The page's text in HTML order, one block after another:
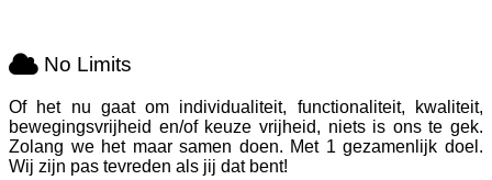
No Limits
Of het nu gaat om individualiteit, functionaliteit, kwaliteit,
bewegingsvrijheid en/of keuze vrijheid, niets is ons te gek.
Zolang we het maar samen doen. Met 1 gezamenlijk doel.
Wij zijn pas tevreden als jij dat bent!